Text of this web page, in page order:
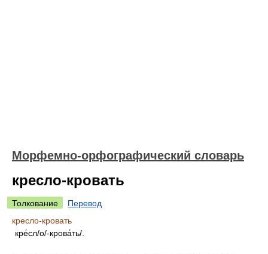
Морфемно-орфографический словарь
кресло-кровать
Толкование
Перевод
кресло-кровать
кре́сл/о/-крова́ть/.